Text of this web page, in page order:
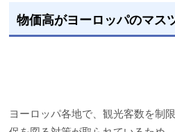
物価高がヨーロッパのマス
ヨーロッパ各地で、観光客数を制